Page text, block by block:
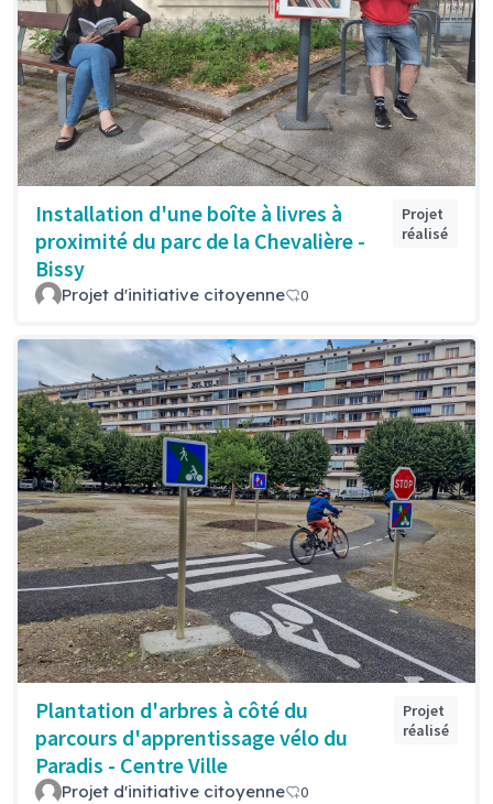
Installation d'une boîte à livres à
proximité du parc de la Chevalière -
Bissy
Projet
réalisé
Projet d'initiative citoyenne 0
Plantation d'arbres à côté du
parcours d'apprentissage vélo du
Paradis - Centre Ville
Projet
réalisé
Projet d'initiative citoyenne 0